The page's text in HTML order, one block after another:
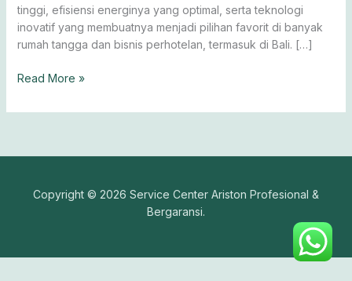
tinggi, efisiensi energinya yang optimal, serta teknologi
inovatif yang membuatnya menjadi pilihan favorit di banyak
rumah tangga dan bisnis perhotelan, termasuk di Bali. […]
Read More »
Copyright © 2026 Service Center Ariston Profesional &
Bergaransi.